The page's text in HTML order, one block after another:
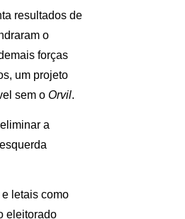
resultados de
o
forças
um projeto
sem o Orvil.
a
letais como
eleitorado